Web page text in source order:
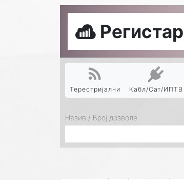
Терестријални Кабл/Сат/ИПТВ
Назив / Број дозволе